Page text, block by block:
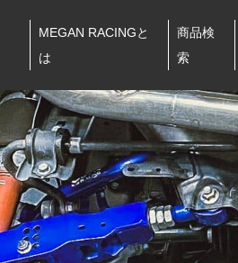
MEGAN RACINGと
は
商品検
索